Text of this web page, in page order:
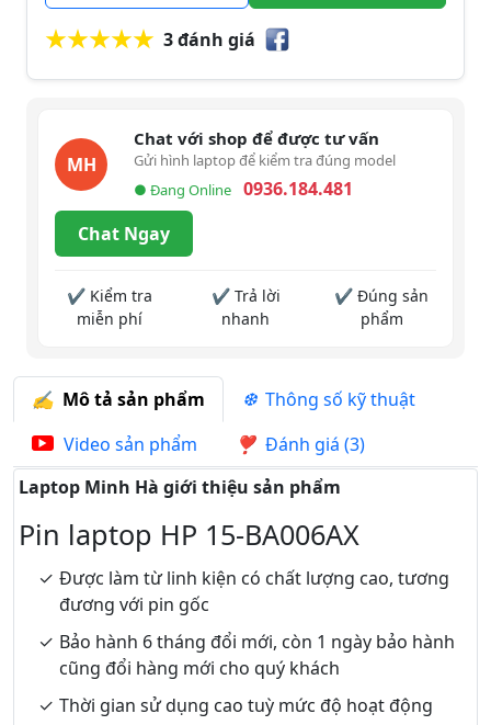
3 đánh giá
MH
Chat với shop để được tư vấn
Gửi hình laptop để kiểm tra đúng model
● Đang Online
0936.184.481
Chat Ngay
✔ Kiểm tra
miễn phí
✔ Trả lời
nhanh
✔ Đúng sản
phẩm
Mô tả sản phẩm
Thông số kỹ thuật
Video sản phẩm
Đánh giá (3)
Laptop Minh Hà giới thiệu sản phẩm
Pin laptop HP 15-BA006AX
Được làm từ linh kiện có chất lượng cao, tương
đương với pin gốc
Bảo hành 6 tháng đổi mới, còn 1 ngày bảo hành
cũng đổi hàng mới cho quý khách
Thời gian sử dụng cao tuỳ mức độ hoạt động